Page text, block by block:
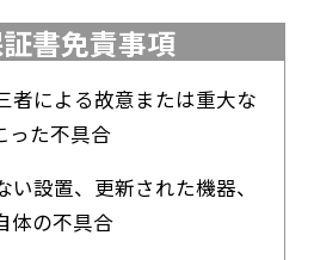
書免責事項
者による故意または重大な
った不具合
設置、更新された機器、
体の不具合